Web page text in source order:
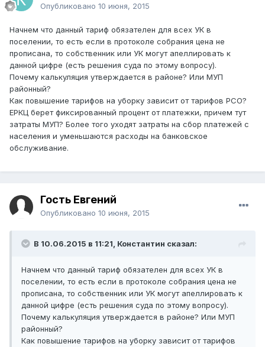
Опубликовано 10 июня, 2015
Начнем что данный тариф обязателен для всех УК в
поселении, то есть если в протоколе собрания цена не
прописана, то собственник или УК могут апеллировать к
данной цифре (есть решения суда по этому вопросу).
Почему калькуляция утверждается в районе? Или МУП
районный?
Как повышение тарифов на уборку зависит от тарифов РСО?
ЕРКЦ берет фиксированный процент от платежки, причем тут
затраты МУП? Более того уходят затраты на сбор платежей с
населения и уменьшаются расходы на банковское
обслуживание.
Гость Евгений
Опубликовано 10 июня, 2015
В 10.06.2015 в 11:21, Константин сказал:
Начнем что данный тариф обязателен для всех УК в
поселении, то есть если в протоколе собрания цена не
прописана, то собственник или УК могут апеллировать к
данной цифре (есть решения суда по этому вопросу).
Почему калькуляция утверждается в районе? Или МУП
районный?
Как повышение тарифов на уборку зависит от тарифов